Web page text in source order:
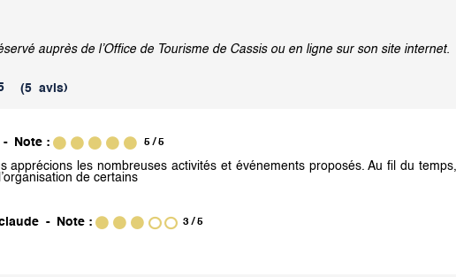
auprès de l’Office de Tourisme de Cassis ou en ligne sur son site internet.
(5 avis)
Note : 5 / 5
apprécions les nombreuses activités et événements proposés. Au fil du temps,
de certains
Note : 3 / 5